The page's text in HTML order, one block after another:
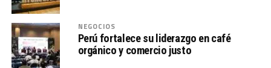
NEGOCIOS
Perú fortalece su liderazgo en café
orgánico y comercio justo